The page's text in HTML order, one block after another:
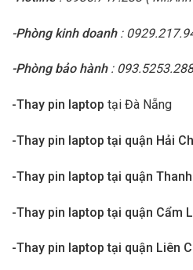
-Phòng kinh doanh:
-Phòng bảo hành: 093.5253.288
-Thay pin laptop tại Đà Nẵng
-Thay pin laptop tại quận Hải
-Thay pin laptop tại quận
-Thay pin laptop tại quận Cẩm
-Thay pin laptop tại quận Liên